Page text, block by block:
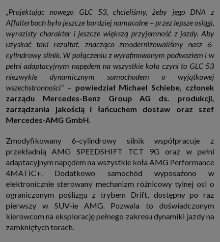
stronę z tego urządzenia, podczas gdy odwiedzasz strony w Internecie.
Szczegółową informację na temat plików cookie i ich funkcjonowania
znajdzieszpod tym linkiem. Pod tym linkiem znajdziesz także informację
o tym jak zmienić ustawienia przeglądarki, aby ograniczyć lub wyłączyć
funkcjonowanie plików cookies itp. oraz jak usunąć takie pliki z Twojego
urządzenia.
Twoje uprawnienia
Przysługują Ci następujące uprawnienia wobec Twoich danych i ich
przetwarzania przez nas, inne podmioty z Grupy SAGIER i Zaufanych
Partnerów:
1. Jeśli udzieliłeś zgody na przetwarzanie danych możesz ją w każdej
chwili wycofać (cofnięcie zgody oczywiście nie uchyli zgodności z prawem
przetwarzania już dokonanego na jej podstawie);
przeniesienia danych, wyrażenia sprzeciwu wobec przetwarzania danych
oraz prawo do wniesienia skargi do organu nadzorczego, którym w Polsce
jest Prezes Urzędu Ochrony Danych Osobowych.
Pod tym adresem
znajdziesz dodatkowe informacje dotyczące przetwarzania danych i
Twoich uprawnień.
„Projektując nowego GLC 53, chcieliśmy, żeby jego DNA z
Affalterbach było jeszcze bardziej namacalne – przez lepsze osiągi,
wyrazisty charakter i jeszcze większą przyjemność z jazdy. Aby
uzyskać taki rezultat, znacząco zmodernizowaliśmy nasz 6-
cylindrowy silnik. W połączeniu z wyrafinowanym podwoziem i w
pełni adaptacyjnym napędem na wszystkie koła czyni to GLC 53
niezwykle dynamicznym samochodem o wyjątkowej
wszechstronności”– powiedział Michael Schiebe, członek
zarządu Mercedes-Benz Group AG ds. produkcji,
zarządzania jakością i łańcuchem dostaw oraz szef
Mercedes-AMG GmbH.
Zmodyfikowany 6-cylindrowy silnik współpracuje z
przekładnią AMG SPEEDSHIFT TCT 9G oraz w pełni
adaptacyjnym napędem na wszystkie koła AMG Performance
4MATIC+. Dodatkowo samochód wyposażono w
elektronicznie sterowany mechanizm różnicowy tylnej osi o
ograniczonym poślizgu z trybem Drift, dostępny po raz
pierwszy w SUV-ie AMG. Pozwala to doświadczonym
kierowcom na eksplorację pełnego zakresu dynamiki jazdy na
zamkniętych torach.